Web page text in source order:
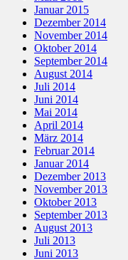
Januar 2015
Dezember 2014
November 2014
Oktober 2014
September 2014
August 2014
Juli 2014
Juni 2014
Mai 2014
April 2014
März 2014
Februar 2014
Januar 2014
Dezember 2013
November 2013
Oktober 2013
September 2013
August 2013
Juli 2013
Juni 2013